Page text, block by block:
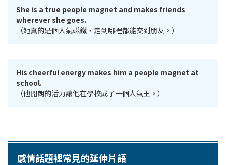
She is a true people magnet and makes friends
wherever she goes.
（她真的是個人氣磁鐵，走到哪裡都能交到朋友。）
His cheerful energy makes him a people magnet at
school.
（他開朗的活力讓他在學校成了一個人氣王。）
感情話題裡常見的延伸片語